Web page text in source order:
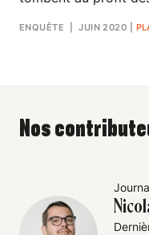
ENQUÊTE | JUIN 2020
Nos